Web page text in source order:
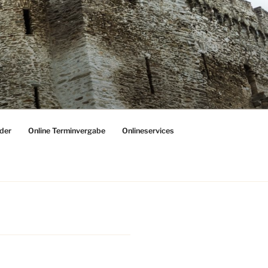
Online Terminvergabe Onlineservices